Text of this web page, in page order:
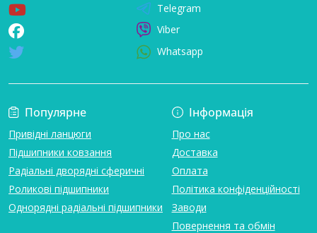
Популярне
Привідні ланцюги
Підшипники ковзання
Радіальні дворядні сферичні
Роликові підшипники
Однорядні радіальні підшипники
Інформація
Про нас
Доставка
Оплата
Політика конфіденційності
Заводи
Повернення та обмін
Telegram
Viber
Whatsapp